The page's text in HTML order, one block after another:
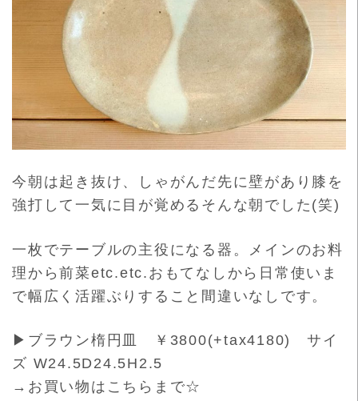
今朝は起き抜け、しゃがんだ先に壁があり膝を
強打して一気に目が覚めるそんな朝でした(笑)
一枚でテーブルの主役になる器。メインのお料
理から前菜etc.etc.おもてなしから日常使いま
で幅広く活躍ぶりすること間違 いなしです。
▶ブラウン楕円皿 ￥3800(+tax4180) サイ
ズ W24.5D24.5H2.5
→お買い物はこちらまで☆